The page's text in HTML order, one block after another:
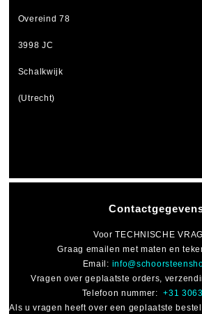
VoorTECHNISCHE
Graag emailen met maten en
Email:
Vragen over geplaatste orders,
Telefoon nummer:+31
Als u vragen heeft over een geplaatste
Overeind 78
3998 JC
Schalkwijk
(Utrecht)